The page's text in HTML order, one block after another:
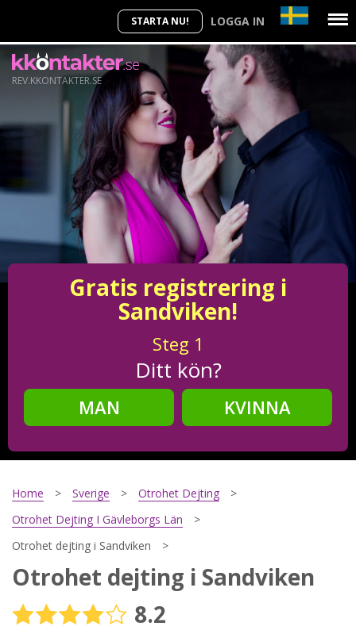
STARTA NU! LOGGA IN
REV.KKONTAKTER.SE
Gratis registrering i
Sandviken!
Steg 1
Ditt kön?
MAN
KVINNA
Steg2
Steg3
Din mailadress?
Home Sverige
Otrohet Dejting
Otrohet Dejting I Gävleborgs Län
Otrohet dejting i Sandviken
Otrohet dejting i Sandviken
8.2